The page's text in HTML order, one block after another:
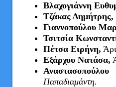
Βλαχογιάννη
Τζάκας Δημήτρης,
Γιαννοπούλου
Τσιτσία
Πέτσα Ειρήνη,
Εξάρχου Νατάσα,
Αναστασοπούλου
Παπαδιαμάντη.